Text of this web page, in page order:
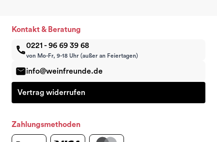
Kontakt & Beratung
0221 - 96 69 39 68
von Mo-Fr, 9-18 Uhr (außer an Feiertagen)
info@weinfreunde.de
Vertrag widerrufen
Zahlungsmethoden